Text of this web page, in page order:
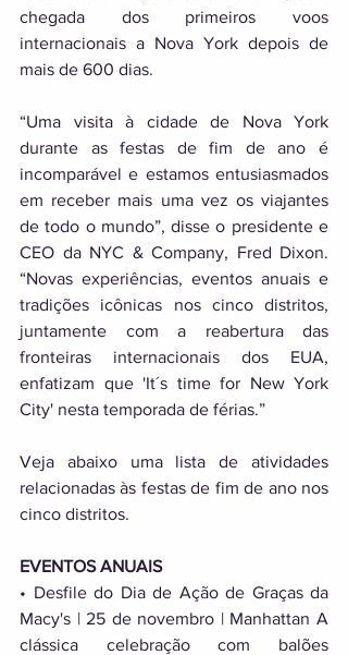
chegada dos primeiros voos
internacionais a Nova York depois de
mais de 600 dias.
“Uma visita à cidade de Nova York
durante as festas de fim de ano é
incomparável e estamos entusiasmados
em receber mais uma vez os viajantes
de todo o mundo”, disse o presidente e
CEO da NYC & Company, Fred Dixon.
“Novas experiências, eventos anuais e
tradições icônicas nos cinco distritos,
juntamente com a reabertura das
fronteiras internacionais dos EUA,
enfatizam que 'It´s time for New York
City' nesta temporada de férias.”
Veja abaixo uma lista de atividades
relacionadas às festas de fim de ano nos
cinco distritos.
EVENTOS ANUAIS
• Desfile do Dia de Ação de Graças da
Macy's | 25 de novembro | Manhattan A
clássica celebração com balões